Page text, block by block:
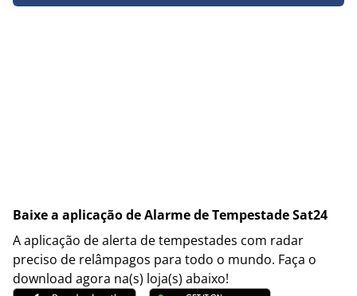
Baixe a aplicação de Alarme de Tempestade Sat24
A aplicação de alerta de tempestades com radar
preciso de relâmpagos para todo o mundo. Faça o
download agora na(s) loja(s) abaixo!